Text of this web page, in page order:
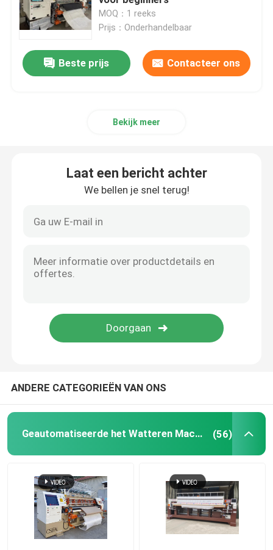
Vraag een offerte
Geautomatiseerde het Watteren Machine
Hoge snelheid het Watteren Machine
watterende borduurwerkmachine
Matras die Machine maken
slotsteek het watteren machine
kettingssteek het watteren machine
Textielsnijmachine
stoffen rollende machine
het watteren machinedelen
MOQ：1 reeks
Prijs：Onderhandelbaar
Beste prijs Contacteer ons
Bekijk meer
Laat een bericht achter
We bellen je snel terug!
ANDERE CATEGORIEËN VAN ONS
Geautomatiseerde het Watteren Machine (56)